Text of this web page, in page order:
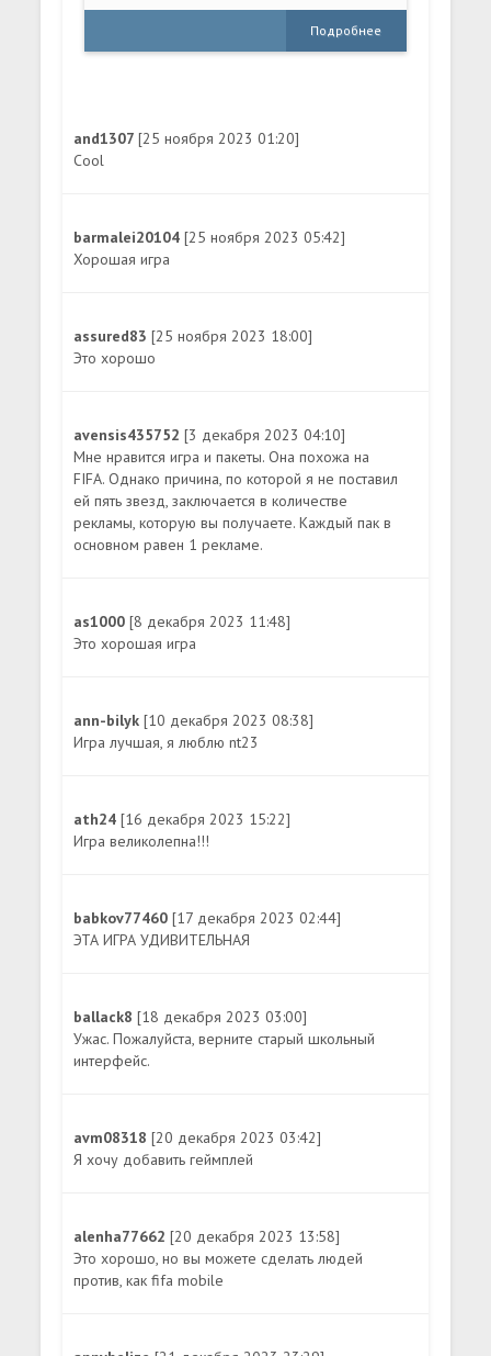
Подробнее
and1307[25 ноября 2023 01:20]
Cool
barmalei20104[25 ноября 2023 05:42]
Хорошая игра
assured83[25 ноября 2023 18:00]
Это хорошо
avensis435752[3 декабря 2023 04:10]
Мне нравится игра и пакеты. Она похожа на
FIFA. Однако причина, по которой я не поставил
ей пять звезд, заключается в количестве
рекламы, которую вы получаете. Каждый пак в
основном равен 1 рекламе.
as1000[8 декабря 2023 11:48]
Это хорошая игра
ann-bilyk[10 декабря 2023 08:38]
Игра лучшая, я люблю nt23
ath24[16 декабря 2023 15:22]
Игра великолепна!!!
babkov77460[17 декабря 2023 02:44]
ЭТА ИГРА УДИВИТЕЛЬНАЯ
ballack8[18 декабря 2023 03:00]
Ужас. Пожалуйста, верните старый школьный
интерфейс.
avm08318[20 декабря 2023 03:42]
Я хочу добавить геймплей
alenha77662[20 декабря 2023 13:58]
Это хорошо, но вы можете сделать людей
против, как fifa mobile